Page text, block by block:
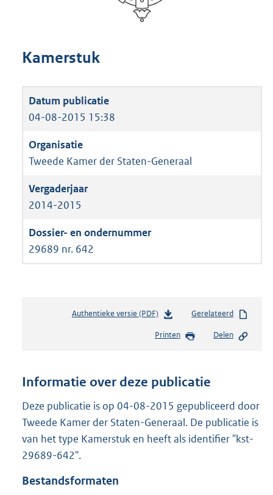
Kamerstuk
04-08-2015 15:38
Tweede Kamer der Staten-Generaal
2014-2015
29689 nr. 642
Authentieke versie (PDF)b
s
n
s
r
o
Gerelateerd
Printen Delen
Informatie over deze publicatie
Deze publicatie is op 04-08-2015 gepubliceerd door
Tweede Kamer der Staten-Generaal. De publicatie is
van het type Kamerstuk en heeft als identifier "kst-
29689-642".
Bestandsformaten